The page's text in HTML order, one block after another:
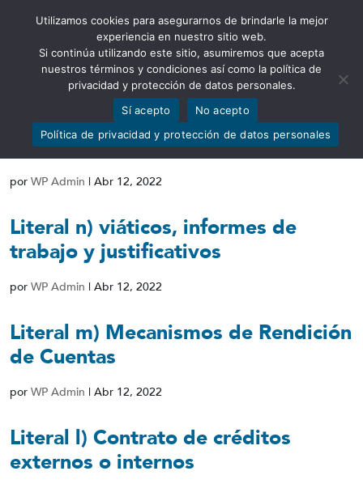
Abrir barra de herramientas
Literal o) Responsable de atender la
información
por WP Admin | Abr 12, 2022
Literal n) viáticos, informes de
trabajo y justificativos
por WP Admin | Abr 12, 2022
Literal m) Mecanismos de Rendición
de Cuentas
por WP Admin | Abr 12, 2022
Literal l) Contrato de créditos
externos o internos
Utilizamos cookies para asegurarnos de brindarle la mejor
experiencia en nuestro sitio web.
Si continúa utilizando este sitio, asumiremos que acepta
nuestros términos y condiciones así como la política de
privacidad y protección de datos personales.
Sí acepto
No acepto
Política de privacidad y protección de datos personales